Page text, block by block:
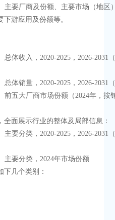
主要厂商及份额、主要市场（地区
游应用及份额等。
体收入，2020-2025，2026-2031
体销量，2020-2025，2026-2031
前五大厂商市场份额（2024年，按
面展示行业的整体及局部信息：
要分类，2020-2025，2026-2031
主要分类，2024年市场份额
几个类别：